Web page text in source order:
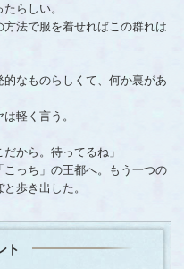
らしい。
法で服を着せればこの群れは
的なものらしくて、何か裏があ
軽く言う。
から。待ってるね」
っち」の王都へ。もう一つの
歩き出した。
ト